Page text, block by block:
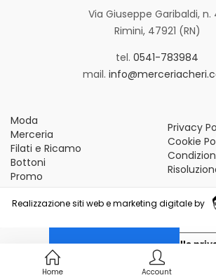
Home Account
Via Giuseppe Garibaldi, n.
Rimini, 47921 (RN)
tel. 0541-783984
mail.
Moda
Merceria
Filati e Ricamo
Bottoni
Promo
Privacy
Cookie
Realizzazione siti web e marketing digitale by
Informativa sulla raccolta
Le tue preferenze relative alla